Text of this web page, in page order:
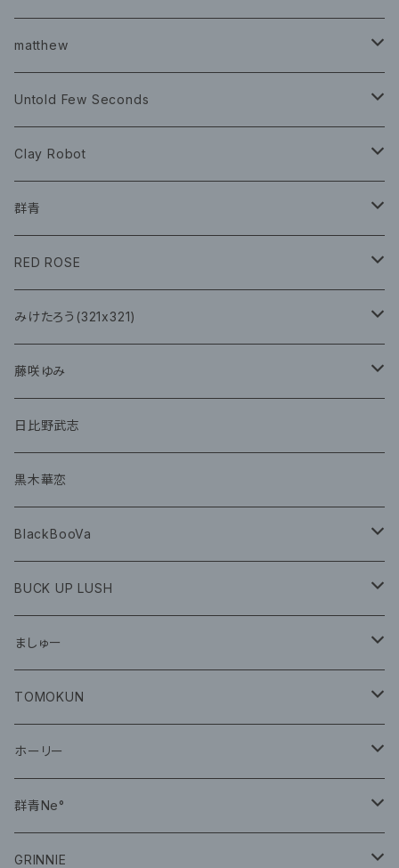
チェキ ブロマイド
イベント
ツアーグッズ
CD
グッズ
イベント
グッズ
CD
matthew
Book
CD
Untold Few Seconds
グッズ
CD
Clay Robot
グッズ
CD
チェキ
群青
イベント
CD
グッズ
RED ROSE
CD
みけたろう(321x321)
CD
グッズ
藤咲ゆみ
CD
グッズ
日比野武志
黒木華恋
BlackBooVa
CD
BUCK UP LUSH
グッズ
CD
ましゅー
グッズ
TOMOKUN
CD
ホーリー
CD
群青Ne°
CD
GRINNIE